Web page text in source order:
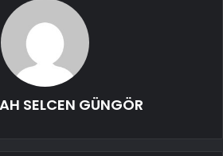
SELCEN GÜNGÖR